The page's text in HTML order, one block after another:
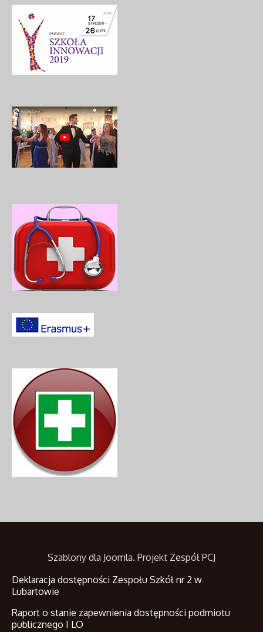
Szablony dla Joomla. Projekt Zespół PCJ
Deklaracja dostępności Zespołu Szkół nr 2 w
Lubartowie
Raport o stanie zapewnienia dostępności podmiotu
publicznego I LO